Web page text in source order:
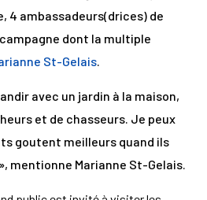
4 ambassadeurs(drices) de
dont la multiple
St-Gelais.
avec un jardin à la maison,
et de chasseurs. Je peux
goutent meilleurs quand ils
mentionne Marianne St-Gelais.